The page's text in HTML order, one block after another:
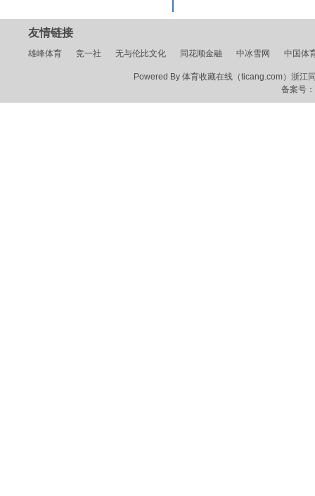
友情链接
雄峰体育 竞一社 无与伦比文化 同花顺金融 中冰雪网 中国体
Powered By 体育收藏在线（ticang.com）浙江
备案号：